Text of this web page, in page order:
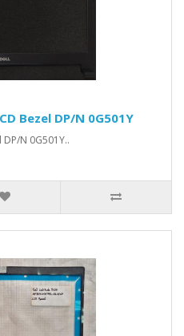
Bezel DP/N 0G501Y
N 0G501Y..